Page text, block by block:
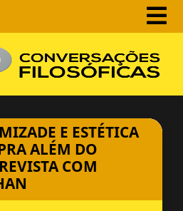
E ESTÉTICA
ALÉM DO
COM